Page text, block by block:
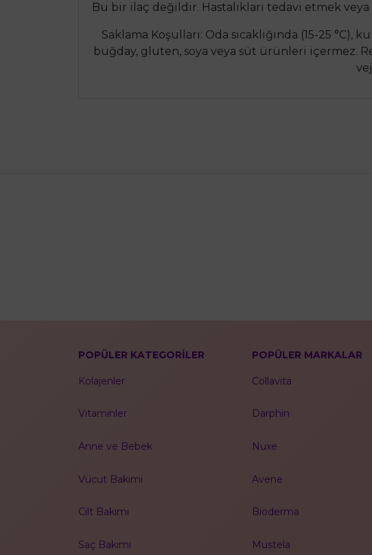
Bu bir ilaç değildir. Hastalıkları tedavi etmek
Saklama Koşulları: Oda sıcaklığında (15-25
buğday, gluten, soya veya süt ürünleri içermez.
POPÜLER KATEGORİLER
Kolajenler
Vitaminler
Anne ve Bebek
Vücut Bakımı
Cilt Bakımı
Saç Bakımı
POPÜLER MARKALAR
Collavita
Darphin
Nuxe
Avene
Bioderma
Mustela